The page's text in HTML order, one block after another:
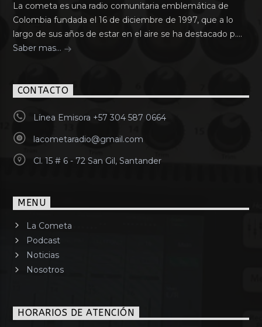
La cometa es una radio comunitaria emblemática de
Colombia fundada el 16 de diciembre de 1997, que a lo
largo de sus años de estar en el aire se ha destacado p....
Saber mas...
CONTACTO
Línea Emisora +57 304 587 0664
lacometaradio@gmail.com
Cl. 15 # 6 - 72 San Gil, Santander
MENU
La Cometa
Podcast
Noticias
Nosotros
HORARIOS DE ATENCIÓN